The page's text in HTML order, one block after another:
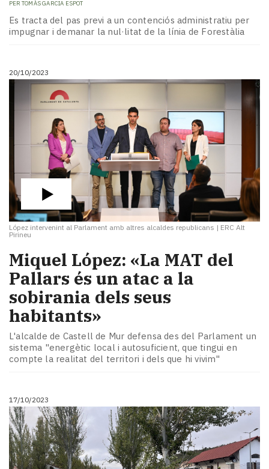
PER TOMÀS GARCIA ESPOT
Es tracta del pas previ a un contenciós administratiu per
impugnar i demanar la nul·litat de la línia de Forestàlia
20/10/2023
López intervenint al Parlament amb altres alcaldes republicans | ERC Alt
Pirineu
Miquel López: «La MAT del
Pallars és un atac a la
sobirania dels seus
habitants»
L'alcalde de Castell de Mur defensa des del Parlament un
sistema "energètic local i autosuficient, que tingui en
compte la realitat del territori i dels que hi vivim"
17/10/2023